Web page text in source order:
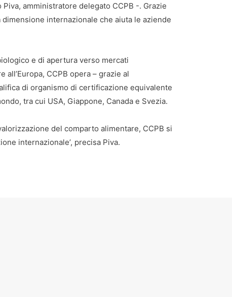
amministratore delegato CCPB -. Grazie
internazionale che aiuta le aziende
e di apertura verso mercati
CCPB opera – grazie al
di organismo di certificazione equivalente
tra cui USA, Giappone, Canada e Svezia.
del comparto alimentare, CCPB si
internazionale’, precisa Piva.